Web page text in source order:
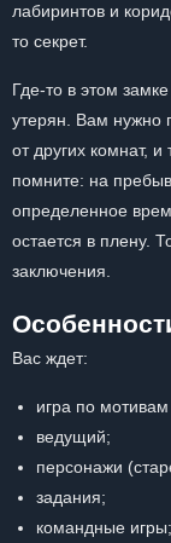
лабиринтов и
то секрет.
Где-то в этом
утерян. Вам нужно
от других комнат,
помните: на
определенное
остается в плену.
заключения.
Вас ждет:
игра по
ведущий;
персонажи
задания;
командные игры;